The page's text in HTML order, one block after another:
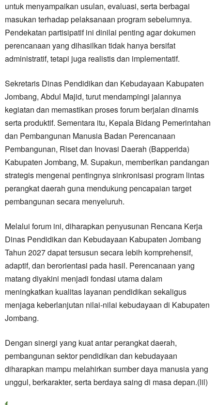
untuk menyampaikan usulan, evaluasi, serta berbagai
masukan terhadap pelaksanaan program sebelumnya.
Pendekatan partisipatif ini dinilai penting agar dokumen
perencanaan yang dihasilkan tidak hanya bersifat
administratif, tetapi juga realistis dan implementatif.
Sekretaris Dinas Pendidikan dan Kebudayaan Kabupaten
Jombang, Abdul Majid, turut mendampingi jalannya
kegiatan dan memastikan proses forum berjalan dinamis
serta produktif. Sementara itu, Kepala Bidang Pemerintahan
dan Pembangunan Manusia Badan Perencanaan
Pembangunan, Riset dan Inovasi Daerah (Bapperida)
Kabupaten Jombang, M. Supakun, memberikan pandangan
strategis mengenai pentingnya sinkronisasi program lintas
perangkat daerah guna mendukung pencapaian target
pembangunan secara menyeluruh.
Melalui forum ini, diharapkan penyusunan Rencana Kerja
Dinas Pendidikan dan Kebudayaan Kabupaten Jombang
Tahun 2027 dapat tersusun secara lebih komprehensif,
adaptif, dan berorientasi pada hasil. Perencanaan yang
matang diyakini menjadi fondasi utama dalam
meningkatkan kualitas layanan pendidikan sekaligus
menjaga keberlanjutan nilai-nilai kebudayaan di Kabupaten
Jombang.
Dengan sinergi yang kuat antar perangkat daerah,
pembangunan sektor pendidikan dan kebudayaan
diharapkan mampu melahirkan sumber daya manusia yang
unggul, berkarakter, serta berdaya saing di masa depan.(lil)